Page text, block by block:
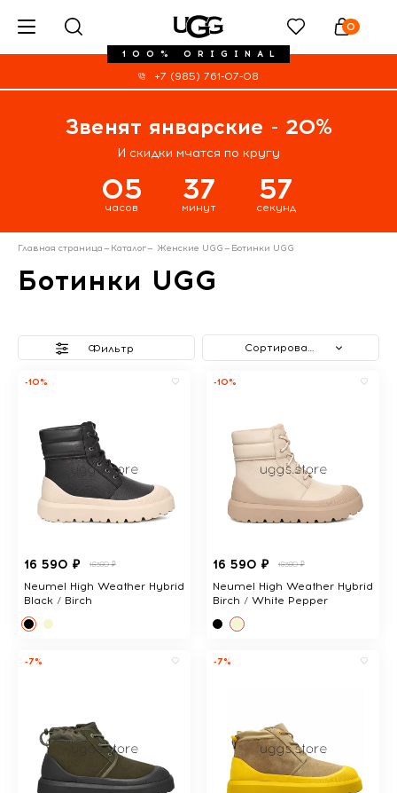
100% ORIGINAL
0
+7 (985) 761-07-08
Звенят январские - 20%
И скидки мчатся по кругу
05
часов
37
минут
57
секунд
Главная страница— Каталог— Женские UGG— Ботинки UGG
Ботинки UGG
Фильтр Сортировать
-10%
16 590 ₽ 18380 ₽
Neumel High Weather Hybrid
Black / Birch
-10%
16 590 ₽ 18380 ₽
Neumel High Weather Hybrid
Birch / White Pepper
-7% -7%